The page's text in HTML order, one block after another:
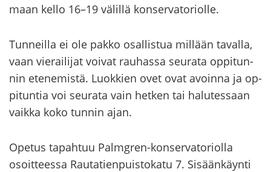
maan kello 16–19 vä­lil­lä kon­ser­va­to­riol­le.
Tun­neil­la ei ole pakko osal­lis­tua mil­lään ta­val­la,
vaan vie­rai­li­jat voi­vat rau­has­sa seu­ra­ta op­pi­tun­
nin ete­ne­mis­tä. Luok­kien ovet ovat avoin­na ja op­
pi­tun­tia voi seu­ra­ta vain het­ken tai ha­lu­tes­saan
vaik­ka koko tun­nin ajan.
Ope­tus ta­pah­tuu Palmgren-​konservatoriolla
osoit­tees­sa Rau­ta­tien­puis­to­ka­tu 7. Si­sään­käyn­ti